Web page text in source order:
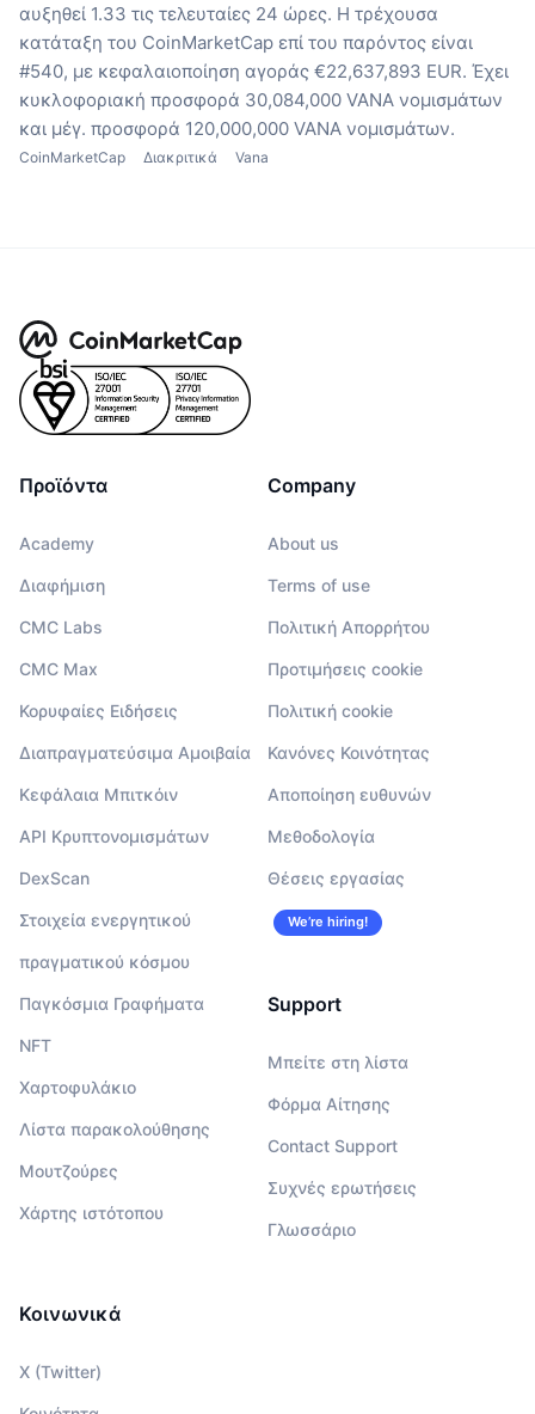
αυξηθεί 1.33 τις τελευταίες 24 ώρες. Η τρέχουσα
κατάταξη του CoinMarketCap επί του παρόντος είναι
#540, με κεφαλαιοποίηση αγοράς €22,637,893 EUR. Έχει
κυκλοφοριακή προσφορά 30,084,000 VANA νομισμάτων
και μέγ. προσφορά 120,000,000 VANA νομισμάτων.
CoinMarketCap Διακριτικά Vana
Προϊόντα
Academy
Διαφήμιση
CMC Labs
CMC Max
Κορυφαίες Ειδήσεις
Διαπραγματεύσιμα Αμοιβαία
Κεφάλαια Μπιτκόιν
API Κρυπτονομισμάτων
DexScan
Στοιχεία ενεργητικού
πραγματικού κόσμου
Παγκόσμια Γραφήματα
NFT
Χαρτοφυλάκιο
Λίστα παρακολούθησης
Μουτζούρες
Χάρτης ιστότοπου
Company
About us
Terms of use
Πολιτική Απορρήτου
Προτιμήσεις cookie
Πολιτική cookie
Κανόνες Κοινότητας
Αποποίηση ευθυνών
Μεθοδολογία
Θέσεις εργασίας
We’re hiring!
Support
Μπείτε στη λίστα
Φόρμα Αίτησης
Contact Support
Συχνές ερωτήσεις
Γλωσσάριο
Κοινωνικά
X (Twitter)